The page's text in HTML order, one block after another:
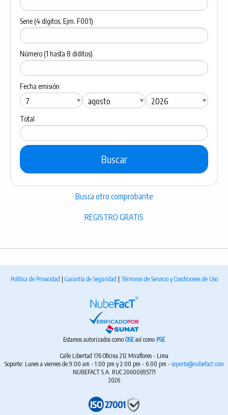
Serie (4 dígitos, Ejm. F001)
Número (1 hasta 8 díditos)
Fecha emisión
Total
Busca otro comprobante
REGISTRO GRATIS
Política de Privacidad Garantía de Seguridad Términos de Servicio y Condiciones de Uso
Estamos autorizados como OSEasí como PSE
Calle Libertad 176 Oficina 212 Miraflores - Lima
Soporte: Lunes a viernes de 9:00 am - 1:00 pm y 2:00 pm - 6:00 pm - soporte@nubefact.com
NUBEFACT S.A. RUC 20600695771
2026